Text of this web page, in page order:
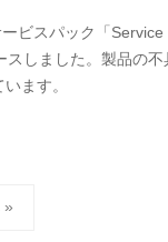
ビスパック「
スしました。製品の
ます。
»